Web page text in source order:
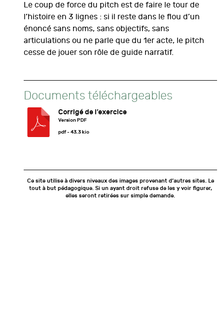
Le coup de force du pitch est de faire le tour de
l’histoire en 3 lignes : si il reste dans le flou d’un
énoncé sans noms, sans objectifs, sans
articulations ou ne parle que du 1er acte, le pitch
cesse de jouer son rôle de guide narratif.
Documents téléchargeables
Corrigé de l’exercice
Version PDF
pdf - 43.3 kio
Ce site utilise à divers niveaux des images provenant d’autres sites. Le
tout à but pédagogique. Si un ayant droit refuse de les y voir figurer,
elles seront retirées sur simple demande.